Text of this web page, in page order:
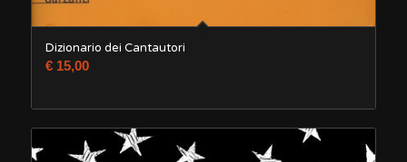
Dizionario dei Cantautori
€15,00